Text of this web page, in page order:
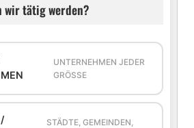
wir tätig werden?
UNTERNEHMEN JEDER
GRÖSSE
STÄDTE, GEMEINDEN,